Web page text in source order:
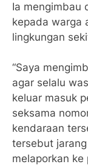
Ia mengimbau
kepada warga
lingkungan
“Saya
agar selalu
keluar masuk
seksama
kendaraan
tersebut
melaporkan ke